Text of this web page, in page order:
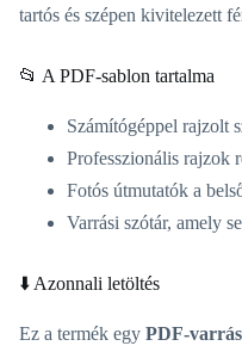
tartós és szépen kivitelezett
📂 A PDF-sablon tartalma
Számítógéppel rajzolt
Professzionális rajzok
Fotós útmutatók a
Varrási szótár, amely
⬇️ Azonnali letöltés
Ez a termék egy PDF-